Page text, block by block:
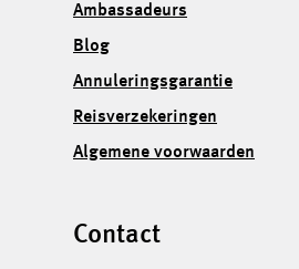
Ambassadeurs
Blog
Annuleringsgarantie
Reisverzekeringen
Algemene voorwaarden
Contact